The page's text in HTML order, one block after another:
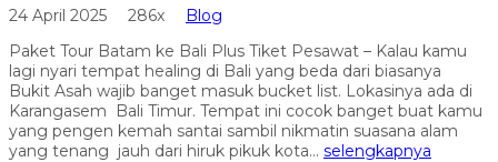
24 April 2025 286x
Blog
Paket Tour Batam ke Bali Plus Tiket Pesawat – Kalau kamu
lagi nyari tempat healing di Bali yang beda dari biasanya
Bukit Asah wajib banget masuk bucket list. Lokasinya ada di
Karangasem Bali Timur. Tempat ini cocok banget buat kamu
yang pengen kemah santai sambil nikmatin suasana alam
yang tenang jauh dari hiruk pikuk kota... selengkapnya